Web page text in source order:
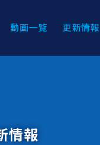
動画一覧 更新情報
情報